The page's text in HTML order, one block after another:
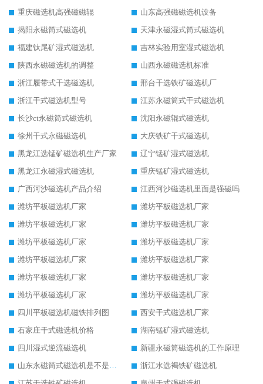
重庆磁选机高强磁磁辊
山东高强磁磁选机设备
揭阳永磁筒式磁选机
天津永磁湿式筒式磁选机
福建钛尾矿湿式磁选机
吉林实验用室湿式磁选机
陕西永磁磁选机的调整
山西永磁磁选机标准
浙江履带式干选磁选机
邢台干选铁矿磁选机厂
浙江干式磁选机型号
江苏永磁筒式干式磁选机
长沙ct永磁筒式磁选机
沈阳永磁辊式磁选机
徐州干式永磁磁选机
大庆铁矿干式磁选机
黑龙江选锰矿磁选机生产厂家
辽宁锰矿湿式磁选机
黑龙江永磁湿式磁选机
重庆锰矿湿式磁选机
广西河沙磁选机产品介绍
江西河沙磁选机里面是强磁吗
潍坊平板磁选机厂家
潍坊平板磁选机厂家
潍坊平板磁选机厂家
潍坊平板磁选机厂家
潍坊平板磁选机厂家
潍坊平板磁选机厂家
潍坊平板磁选机厂家
潍坊平板磁选机厂家
潍坊平板磁选机厂家
潍坊平板磁选机厂家
潍坊平板磁选机厂家
潍坊平板磁选机厂家
四川平板磁选机磁铁排列图
西安干式磁选机厂家
石家庄干式磁选机价格
湖南锰矿湿式磁选机
四川湿式逆流磁选机
新疆永磁筒磁选机的工作原理
山东永磁筒式磁选机是不是强磁
浙江水选褐铁矿磁选机